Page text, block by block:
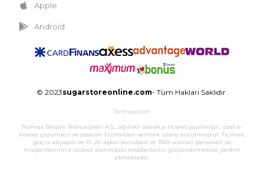
Apple
Android
© 2023sugarstoreonline.com- Tüm Hakları Saklıdır.
Ticimax.com
Ticimax Bilişim Teknolojileri A.Ş., ağırlıklı olarak e-ticaret yazılımları, özel e-
ticaret çözümleri ve tasarım hizmetleri vermek üzere kurulmuştur. Ticimax,
güçlü altyapısı ve 15 yılı aşkın tecrübesi ve 180+ uzman personeli ile
müşterilerinin e-ticaret alanındaki rekabetlerini güçlendirmesine yardım
etmektedir.